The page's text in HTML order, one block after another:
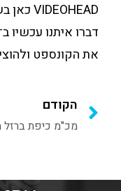
VIDEOHEAD כאן בשבילכם.
את הקונספט
הקודם